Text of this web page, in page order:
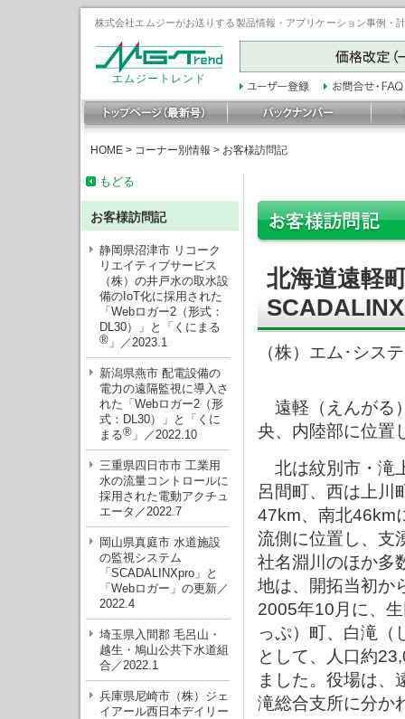
株式会社エムジーがお送りする製品情報・アプリケーション事例
エムジートレンド
HOME > コーナー別情報 > お客様訪問記
もどる
お客様訪問記
静岡県沼津市 リコーク
リエイティブサービス
（株）の井戸水の取水設
備のIoT化に採用された
「Webロガー2（形式：
DL30）」と「くにまる
® 」／2023.1
新潟県燕市 配電設備の
電力の遠隔監視に導入さ
れた「Webロガー2（形
式：DL30）」と「くに
まる® 」／2022.10
三重県四日市市 工業用
水の流量コントロールに
採用された電動アクチュ
エータ／2022.7
岡山県真庭市 水道施設
の監視システム
「SCADALINXpro」と
「Webロガー」の更新／
2022.4
埼玉県入間郡 毛呂山・
越生・鳩山公共下水道組
合／2022.1
兵庫県尼崎市（株）ジェ
イアール西日本デイリー
北海道遠軽
（株）エム･シス
遠軽（えんがる
央、内陸部に位置
北は紋別市・滝
呂間町、西は上川
47km、南北46km
流側に位置し、支
社名淵川のほか多
地は、開拓当初か
2005年10月に、
っぷ）町、白滝（
として、人口約
ました。役場は、
滝総合支所に分か